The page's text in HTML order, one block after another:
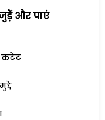
और पाएं
कंटेंट